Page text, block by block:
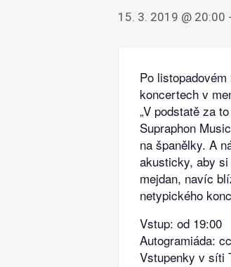
15. 3. 2019 @ 20:00 -
Po
koncertech v
„V podstatě za
Supraphon
na španělky. A
akusticky, aby
mejdan, navíc
netypického
Vstup: od 19:00
Autogramiáda:
Vstupenky v síti